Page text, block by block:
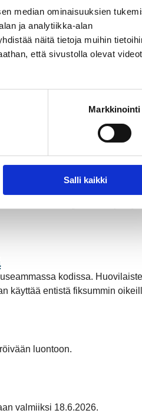
median ominaisuuksien
ja analytiikka-alan
näitä tietoja muihin
että sivustolla olevat
Markkinointi
Salli kaikki
myi sähköntuotanto-
– ja miksi
muodostuu
kodissa.
käyttää entistä fiksummin
luontoon.
valmiiksi 18.6.2026.